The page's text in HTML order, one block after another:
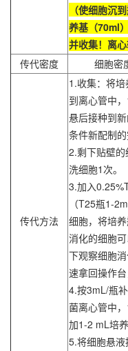
（使细胞沉
养基（70ml
并收集！离
传代密度
细胞密
传代方法
1.收集：将
到离心管中
悬后接种到
条件新配制的
2.剩下贴壁
洗细胞1次。
3.加入
（T25瓶1-
细胞，将培
消化的细胞
下观察细胞
速拿回操作
4.按3mL/瓶
菌离心管中
加1-2 mL培
5.将细胞悬